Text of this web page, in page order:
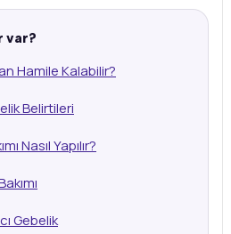
var?
Hamile Kalabilir?
Belirtileri
Nasıl Yapılır?
Gebelik